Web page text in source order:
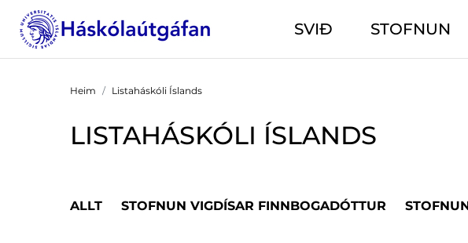
SVIÐ STOFNUN
Heim Listaháskóli Íslands
LISTAHÁSKÓLI ÍSLANDS
ALLT STOFNUN VIGDÍSAR FINNBOGADÓTTUR